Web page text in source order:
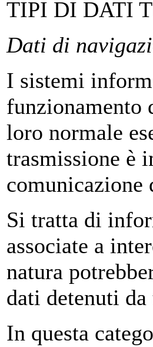
TIPI DI DATI
Dati di
I sistemi
funzionamento
loro normale
trasmissione è
comunicazione
Si tratta di
associate a
natura
dati detenuti
In questa